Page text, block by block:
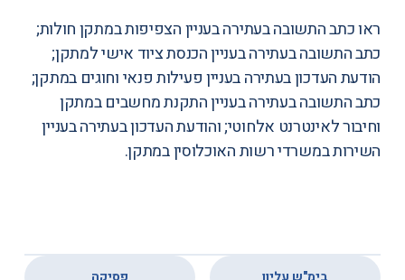
ראוכתב התשובהבעתירה בעניין הצפיפות במתקן חולות;
כתב התשובהבעתירה בעניין הכנסת ציוד אישי למתקן;
הודעת העדכוןבעתירה בעניין פעילות פנאי וחוגים במתקן;
כתב התשובהבעתירה בעניין התקנת מחשבים במתקן
וחיבור לאינטרנט אלחוטי; והודעת העדכוןבעתירה בעניין
השירות במשרדי רשות האוכלוסין במתקן.